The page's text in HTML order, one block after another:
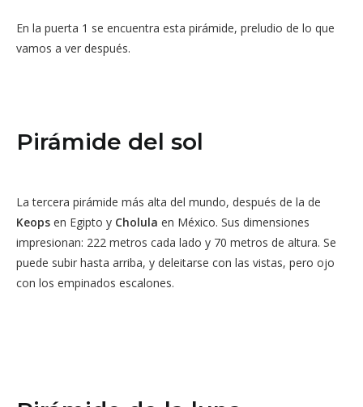
En la puerta 1 se encuentra esta pirámide, preludio de lo que
vamos a ver después.
Pirámide del sol
La tercera pirámide más alta del mundo, después de la de
Keops en Egipto y Cholula en México. Sus dimensiones
impresionan: 222 metros cada lado y 70 metros de altura. Se
puede subir hasta arriba, y deleitarse con las vistas, pero ojo
con los empinados escalones.